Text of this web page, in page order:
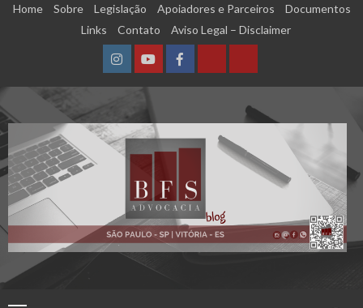
SkipHome Sobre Legislação Apoiadores e Parceiros
Documentos
Links
Contato Aviso Legal – Disclaimer
InstagramYouTubeFacebookCalculadora
Qualidade
de
Segurado
(INSS)
Calculadora
Tempo
de
Contribuição